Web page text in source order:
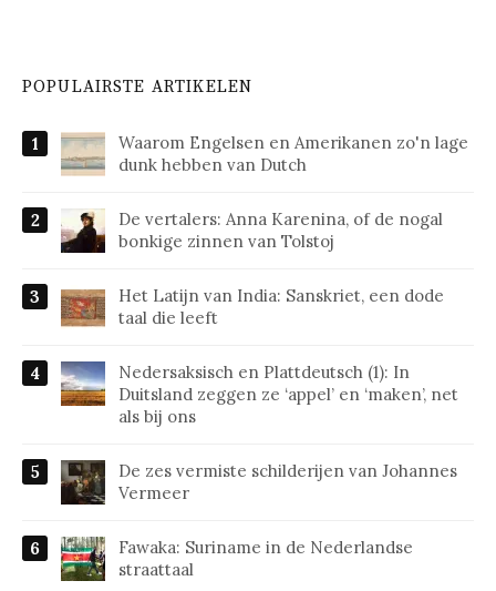
POPULAIRSTE ARTIKELEN
Waarom Engelsen en Amerikanen zo'n lage
dunk hebben van Dutch
De vertalers: Anna Karenina, of de nogal
bonkige zinnen van Tolstoj
Het Latijn van India: Sanskriet, een dode
taal die leeft
Nedersaksisch en Plattdeutsch (1): In
Duitsland zeggen ze ‘appel’ en ‘maken’, net
als bij ons
De zes vermiste schilderijen van Johannes
Vermeer
Fawaka: Suriname in de Nederlandse
straattaal